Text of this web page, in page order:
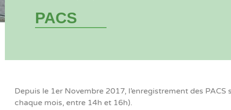
PACS
Depuis le 1er Novembre 2017, l’enregistrement des
chaque mois, entre 14h et 16h).